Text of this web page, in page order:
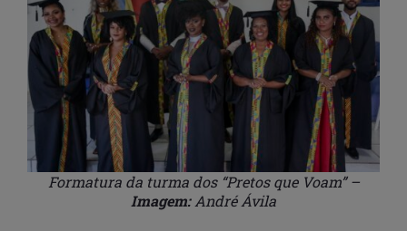
Formatura da turma dos “Pretos que Voam” –
Imagem:André Ávila